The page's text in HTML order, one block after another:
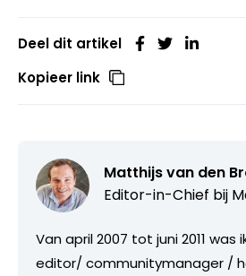
Deel dit artikel
Kopieer link
Matthijs van den
Editor-in-Chief bij
Van april 2007 tot juni 2011 was
editor/ communitymanager /